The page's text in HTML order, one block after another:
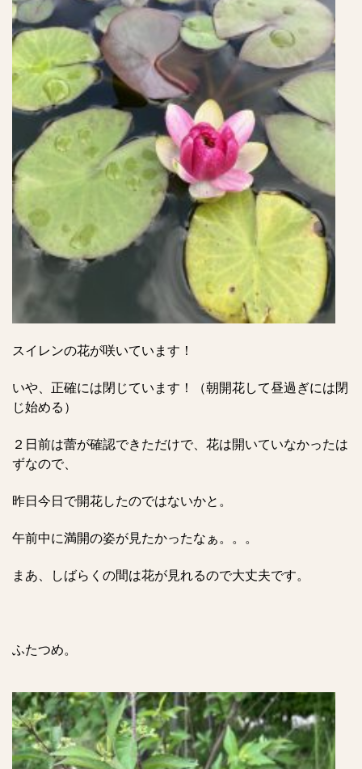
スイレンの花が咲いています！
いや、正確には閉じています！（朝開花して昼過ぎには閉
じ始める）
２日前は蕾が確認できただけで、花は開いていなかったは
ずなので、
昨日今日で開花したのではないかと。
午前中に満開の姿が見たかったなぁ。。。
まあ、しばらくの間は花が見れるので大丈夫です。
ふたつめ。